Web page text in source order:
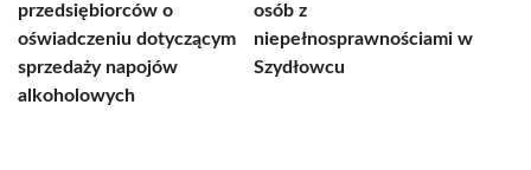
przedsiębiorców o
oświadczeniu dotyczącym
sprzedaży napojów
alkoholowych
osób z
niepełnosprawnościami w
Szydłowcu